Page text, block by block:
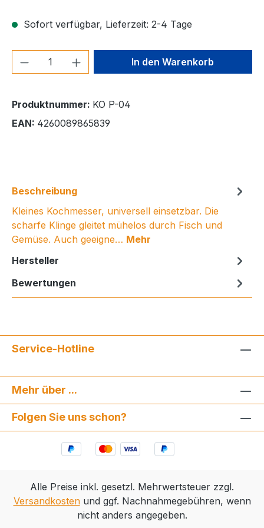
Sofort verfügbar, Lieferzeit: 2-4 Tage
Produkt Anzahl: Gib denIn den Warenkorb
Produktnummer: KO P-04
EAN: 4260089865839
Beschreibung
Kleines Kochmesser, universell einsetzbar. Die
scharfe Klinge gleitet mühelos durch Fisch und
Gemüse. Auch geeigne… Mehr
Hersteller
Bewertungen
Service-Hotline
Mehr über ...
Folgen Sie uns schon?
Alle Preise inkl. gesetzl. Mehrwertsteuer zzgl.
Versandkostenund ggf. Nachnahmegebühren, wenn
nicht anders angegeben.